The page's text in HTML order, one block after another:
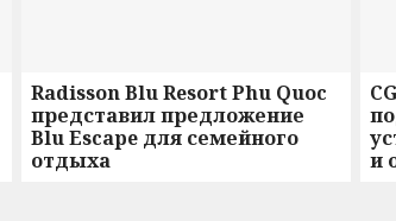
Radisson Blu Resort Phu Quoc
представил предложение
Blu Escape для семейного
отдыха
и